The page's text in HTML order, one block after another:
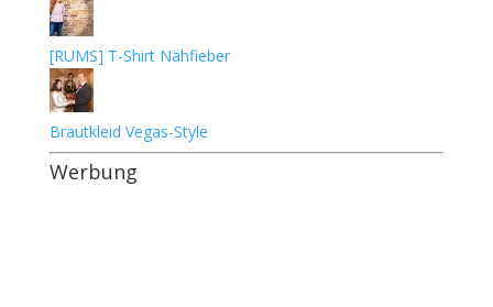
[RUMS] T-Shirt Nähfieber
Brautkleid Vegas-Style
Werbung